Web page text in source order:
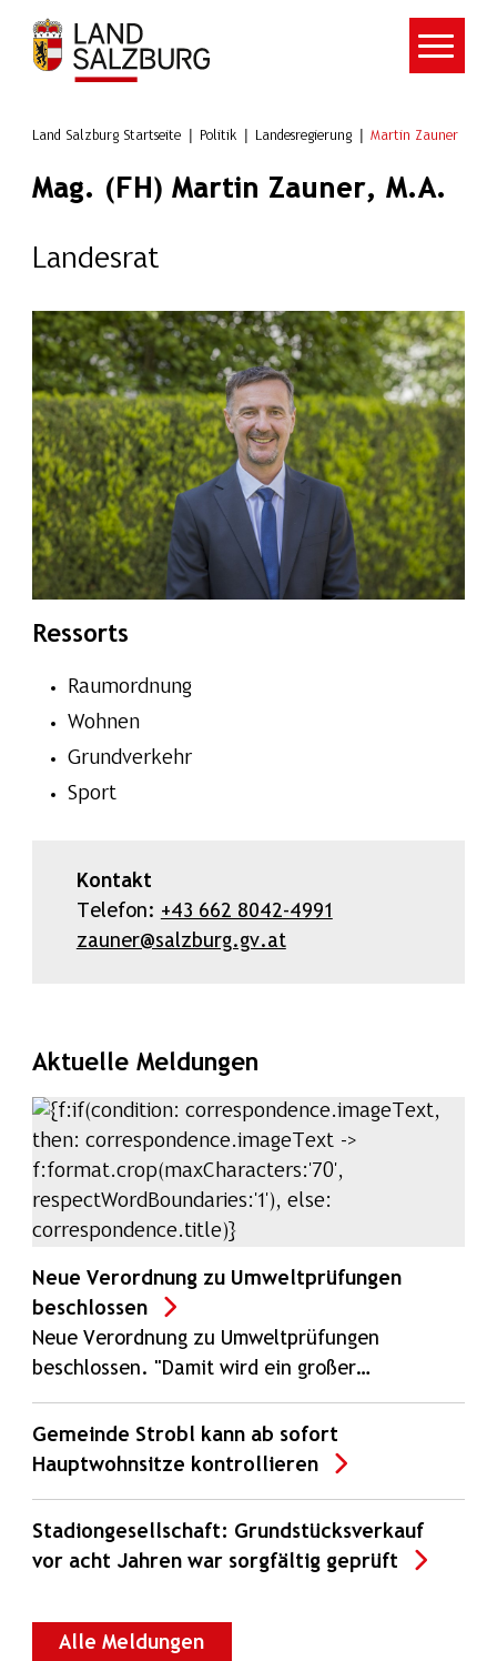
Zum Hauptinhalt springen
Land Salzburg Startseite Politik Landesregierung Martin Zauner
Mag. (FH) Martin Zauner, M.A.
Landesrat
Ressorts
Raumordnung
Wohnen
Grundverkehr
Sport
Kontakt
Telefon: +43 662 8042-4991
zauner@salzburg.gv.at
Aktuelle Meldungen
Neue Verordnung zu Umweltprüfungen
beschlossen
Neue Verordnung zu Umweltprüfungen
beschlossen. "Damit wird ein großer…
Gemeinde Strobl kann ab sofort
Hauptwohnsitze kontrollieren
Stadiongesellschaft: Grundstücksverkauf
vor acht Jahren war sorgfältig geprüft
Alle Meldungen